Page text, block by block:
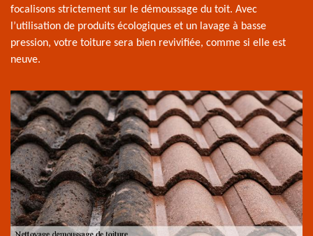
focalisons strictement sur le démoussage du toit. Avec
l’utilisation de produits écologiques et un lavage à basse
pression, votre toiture sera bien revivifiée, comme si elle est
neuve.